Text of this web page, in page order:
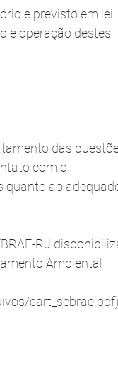
e previsto em lei,
e operação destes
das
com o
quanto ao
RJ
Ambiental
cart_sebrae.pdf)